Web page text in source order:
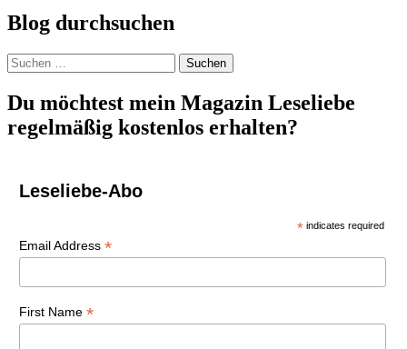
Blog durchsuchen
Suchen
nach:
Du möchtest mein Magazin Leseliebe
regelmäßig kostenlos erhalten?
Leseliebe-Abo
* indicates required
Email Address *
First Name *